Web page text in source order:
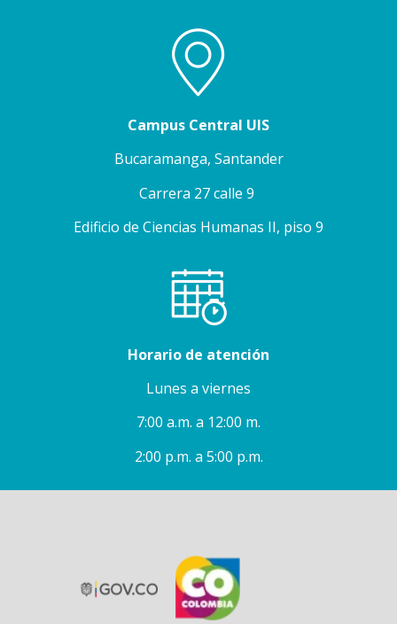
Campus Central UIS
Bucaramanga, Santander
Carrera 27 calle 9
Edificio de Ciencias Humanas II, piso 9
Horario de atención
Lunes a viernes
7:00 a.m. a 12:00 m.
2:00 p.m. a 5:00 p.m.